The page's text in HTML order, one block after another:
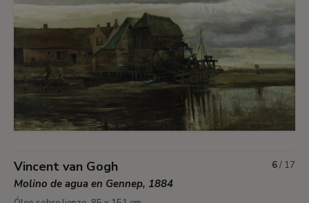
Vincent van Gogh
Molino de agua en Gennep, 1884
6/ 17